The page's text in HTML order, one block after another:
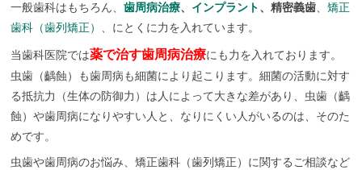
9
日
2
0
2
年
9
3
お
お
つ
歯
科
リ
一般歯科はもちろん、歯周病治療、 インプラント、精密義歯 、矯正
歯科（歯列矯正）
、にとくに力を入れています。
当歯科医院では薬で治す歯周病治療にも力を入れております。
虫歯（齲蝕）も歯周病も細菌により起こります。細菌の活動に対す
る抵抗力（生体の防御力）は人によって大きな差があり、虫歯（齲
蝕）や歯周病になりやすい人と、なりにくい人がいるのは、そのた
めです。
虫歯や歯周病のお悩み、矯正歯科（歯列矯正）に関するご相談など